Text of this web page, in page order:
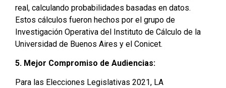
real, calculando probabilidades basadas en datos.
Estos cálculos fueron hechos por el grupo de
Investigación Operativa del Instituto de Cálculo de la
Universidad de Buenos Aires y el Conicet.
5. Mejor Compromiso de Audiencias:
Para las Elecciones Legislativas 2021, LA